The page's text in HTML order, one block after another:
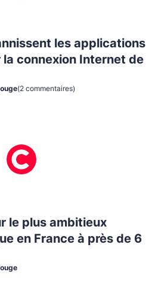
les applications
connexion Internet de
(2 commentaires)
le plus ambitieux
en France à près de 6